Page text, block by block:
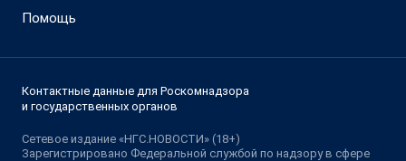
Помощь
Контактные данные для Роскомнадзора
и государственных органов
Сетевое издание «НГС.НОВОСТИ» (18+)
Зарегистрировано Федеральной службой по надзору в сфере